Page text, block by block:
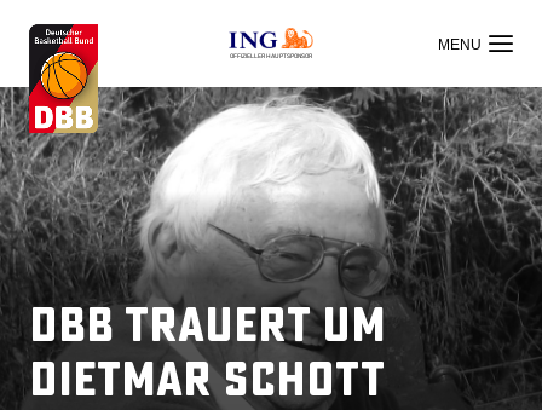
OFFIZIELLER HAUPTSPONSOR
DBB trauert um
Dietmar Schott